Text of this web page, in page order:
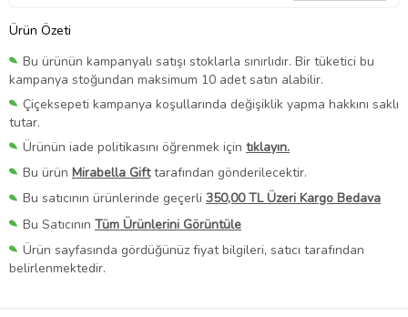
Ürün Özeti
Bu ürünün kampanyalı satışı stoklarla sınırlıdır. Bir tüketici bu
kampanya stoğundan maksimum 10 adet satın alabilir.
Çiçeksepeti kampanya koşullarında değişiklik yapma hakkını saklı
tutar.
Ürünün iade politikasını öğrenmek için tıklayın.
Bu ürün Mirabella Gifttarafından gönderilecektir.
Bu satıcının ürünlerinde geçerli 350,00 TL Üzeri Kargo Bedava
Bu Satıcının Tüm Ürünlerini Görüntüle
Ürün sayfasında gördüğünüz fiyat bilgileri, satıcı tarafından
belirlenmektedir.